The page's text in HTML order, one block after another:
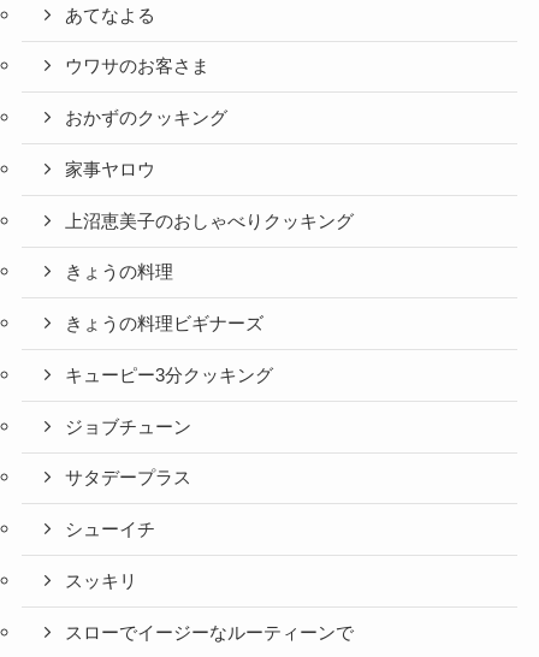
あてなよる
ウワサのお客さま
おかずのクッキング
家事ヤロウ
上沼恵美子のおしゃべりクッキング
きょうの料理
きょうの料理ビギナーズ
キューピー3分クッキング
ジョブチューン
サタデープラス
シューイチ
スッキリ
スローでイージーなルーティーンで